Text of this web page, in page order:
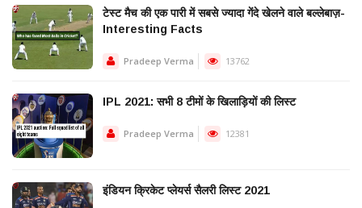
टेस्ट मैच की एक पारी में सबसे ज्यादा गेंदे खेलने वाले बल्लेबाज़-
Interesting Facts
Pradeep Verma 13762
IPL 2021: सभी 8 टीमों के खिलाड़ियों की लिस्ट
Pradeep Verma 12381
इंडियन क्रिकेट प्लेयर्स सैलरी लिस्ट 2021